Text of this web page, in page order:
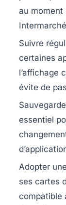
au moment
Suivre
certaines
l’affichage
évite de
essentiel
Adopter
ses cartes
compatible